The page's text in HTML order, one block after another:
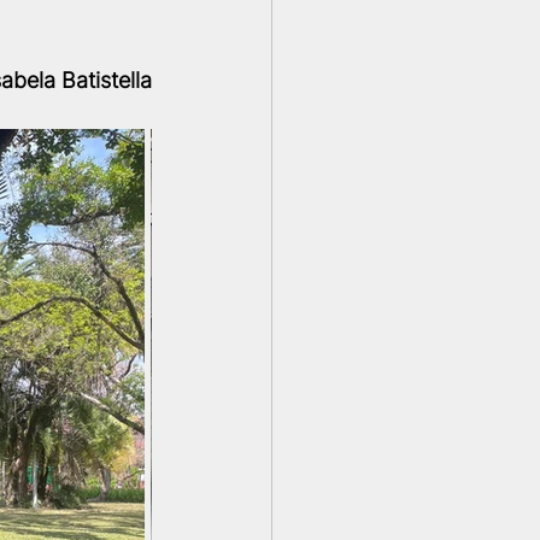
Batistella